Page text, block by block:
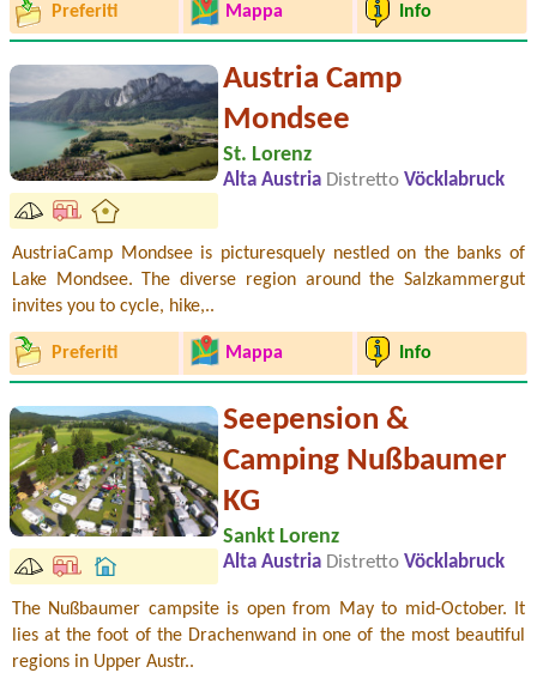
Preferiti Mappa Info
Austria Camp
Mondsee
St. Lorenz
Alta Austria Distretto Vöcklabruck
AustriaCamp Mondsee is picturesquely nestled on the banks of
Lake Mondsee. The diverse region around the Salzkammergut
invites you to cycle, hike,..
Preferiti Mappa Info
Seepension &
Camping Nußbaumer
KG
Sankt Lorenz
Alta Austria Distretto Vöcklabruck
The Nußbaumer campsite is open from May to mid-October. It
lies at the foot of the Drachenwand in one of the most beautiful
regions in Upper Austr..